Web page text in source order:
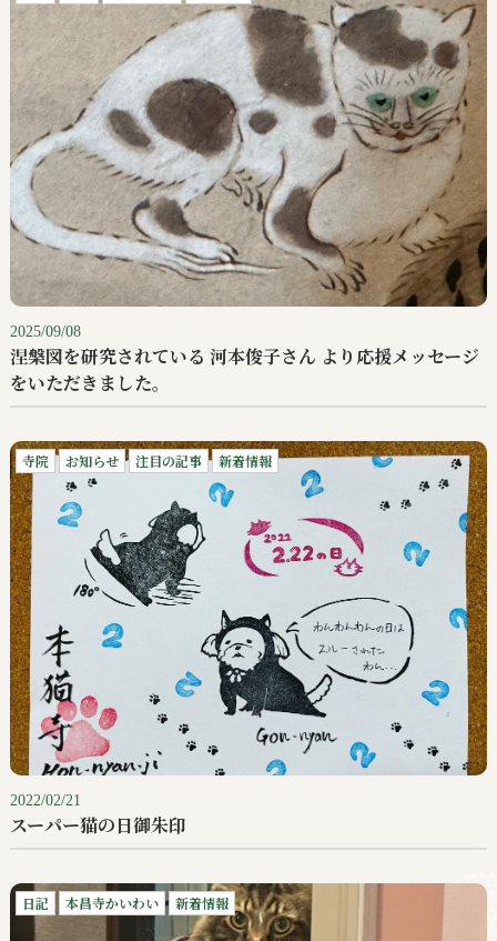
2025/09/08
涅槃図を研究されている 河本俊子さん より応援メッセージ
をいただきました。
寺院 お知らせ 注目の記事 新着情報
2022/02/21
スーパー猫の日御朱印
日記 本昌寺かいわい 新着情報